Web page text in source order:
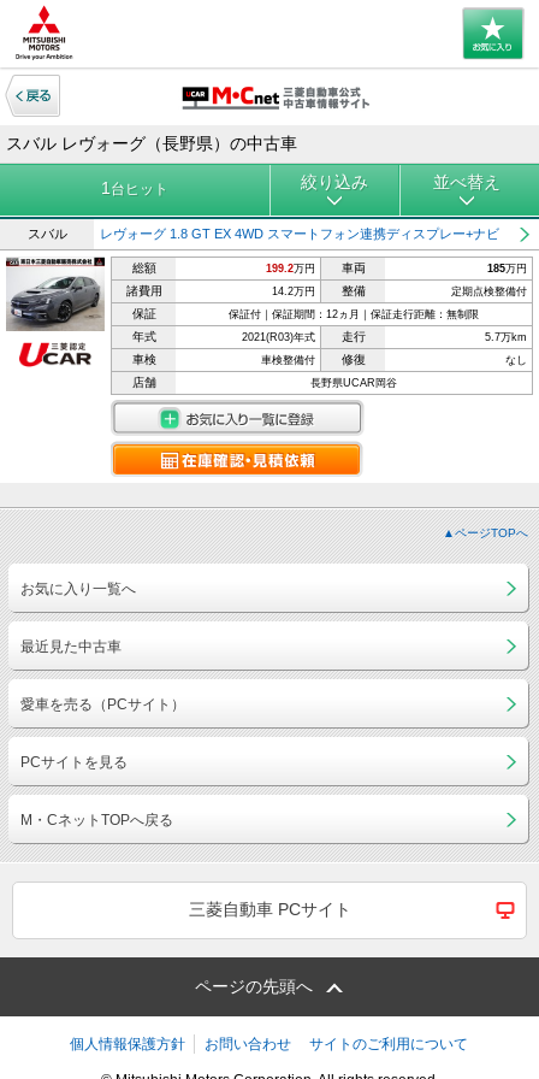
スバル レヴォーグ（長野県）の中古車
1 台ヒット 絞り込み 並べ替え
スバル レヴォーグ 1.8 GT EX 4WD スマートフォン連携ディスプレー+ナビ
総額 199.2万円 車両 185万円
諸費用 14.2万円 整備 定期点検整備付
保証 保証付｜保証期間：12ヵ月｜保証走行距離：無制限
年式 2021(R03)年式 走行 5.7万km
車検 車検整備付 修復 なし
店舗 長野県UCAR岡谷
▲ページTOPへ
お気に入り一覧へ
最近見た中古車
愛車を売る（PCサイト）
PCサイトを見る
M・CネットTOPへ戻る
三菱自動車 PCサイト
ページの先頭へ
個人情報保護方針 お問い合わせ サイトのご利用について